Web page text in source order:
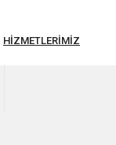
HIZMETLERIMIZ